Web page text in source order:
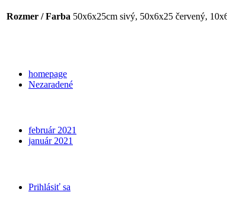
Rozmer / Farba 50x6x25cm sivý, 50x6x25 červený,
homepage
Nezaradené
február 2021
január 2021
Prihlásiť sa